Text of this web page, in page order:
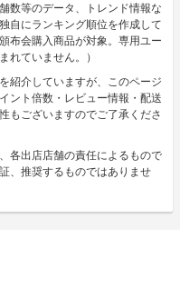
数等のデータ、トレンド情報な
自にランキング順位を作成して
布会購入商品が対象。専用ユー
れていません。）
紹介していますが、このページ
ント倍数・レビュー情報・配送
もございますのでご了承くださ
各出店店舗の責任によるもので
、推奨するものではありませ